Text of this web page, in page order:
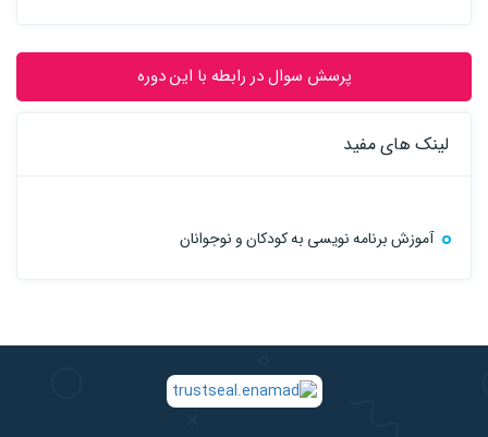
پرسش سوال در رابطه با این دوره
لینک های مفید
آموزش برنامه نویسی به کودکان و نوجوانان